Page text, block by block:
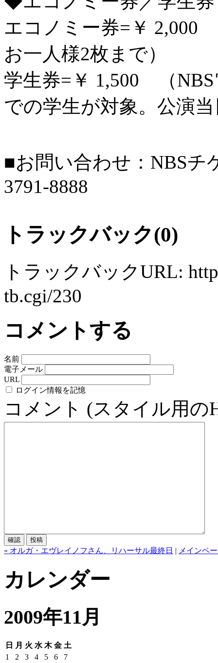
エコノミー券=￥ 2,000
お一人様2枚まで）
学生券=￥ 1,500 （
での学生が対象。公演
■お問い合わせ：NBS
3791-8888
トラックバック(0)
トラックバックURL:
tb.cgi/230
コメントする
名前
電子メール
URL
ログイン情報を記憶
コメント (スタイル用
« オルガ・エヴレイノフさん、リハーサル最終日 | メインペ
カレンダー
2009年11月
日 月 火 水 木 金 土
1
2 3 4 5 6
7